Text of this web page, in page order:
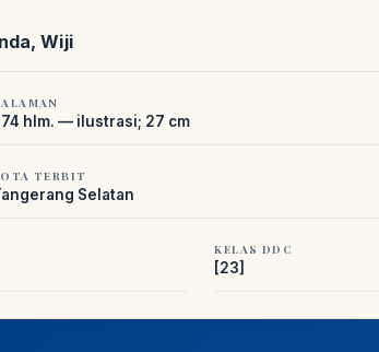
Wiji
hlm. — ilustrasi; 27 cm
TERBIT
Selatan
KELAS DDC
[23]